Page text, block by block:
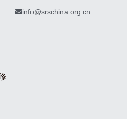
info@srschina.org.cn